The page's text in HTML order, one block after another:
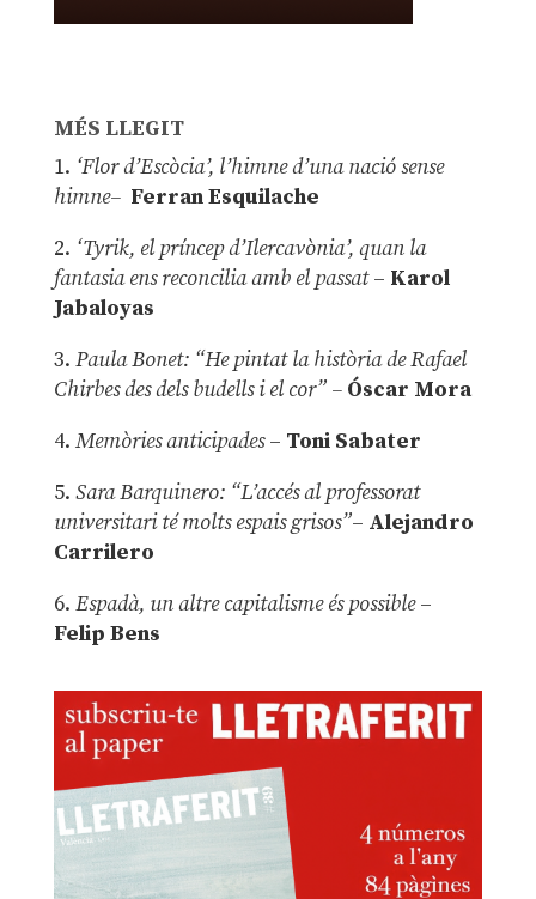
MÉS LLEGIT
1. ‘Flor d’Escòcia’, l’himne d’una nació sense
himne– Ferran Esquilache
2. ‘Tyrik, el príncep d’Ilercavònia’, quan la
fantasia ens reconcilia amb el passat– Karol
Jabaloyas
3. Paula Bonet: “He pintat la història de Rafael
Chirbes des dels budells i el cor” –Óscar Mora
4. Memòries anticipades– Toni Sabater
5. Sara Barquinero: “L’accés al professorat
universitari té molts espais grisos”– Alejandro
Carrilero
6. Espadà, un altre capitalisme és possible –
Felip Bens